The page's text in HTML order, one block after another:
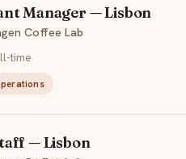
Manager — Lisbon
Coffee Lab
time
— Lisbon